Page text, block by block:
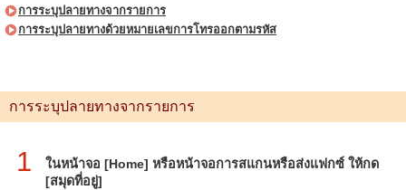
การระบุปลายทางจากรายการ
การระบุปลายทางด้วยหมายเลขการโทรออกตามรหัส
การระบุปลายทางจากรายการ
1
ในหน้าจอ [Home] หรือหน้าจอการสแกนหรือส่งแฟกซ์ ให้กด
[สมุดที่อยู่]